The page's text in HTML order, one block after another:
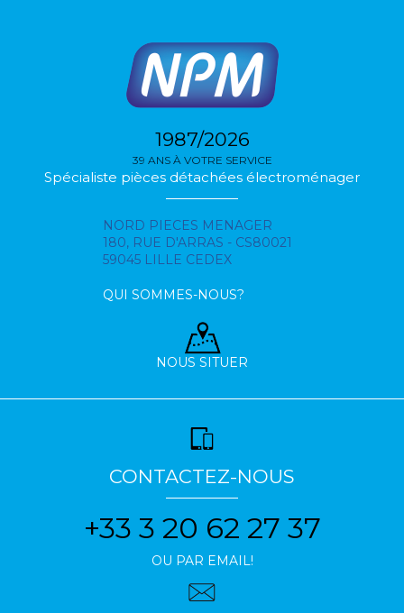
1987/2026
39 ANS À VOTRE SERVICE
Spécialiste pièces détachées électroménager
NORD PIECES MENAGER
180, RUE D'ARRAS - CS80021
59045 LILLE CEDEX
QUI SOMMES-NOUS?
NOUS SITUER
CONTACTEZ-NOUS
+33 3 20 62 27 37
OU PAR EMAIL!